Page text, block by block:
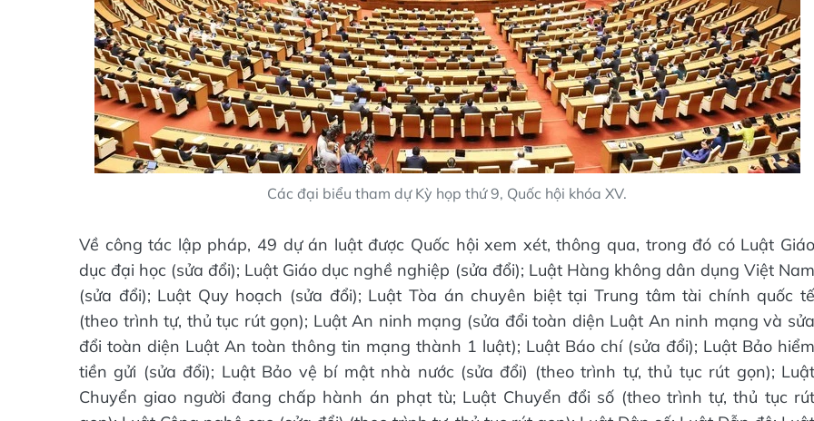
Các đại biểu tham dự Kỳ họp thứ 9, Quốc hội khóa XV.
Về công tác lập pháp, 49 dự án luật được Quốc hội xem xét, thông qua, trong đó có Luật Giáo
dục đại học (sửa đổi); Luật Giáo dục nghề nghiệp (sửa đổi); Luật Hàng không dân dụng Việt Nam
(sửa đổi); Luật Quy hoạch (sửa đổi); Luật Tòa án chuyên biệt tại Trung tâm tài chính quốc tế
(theo trình tự, thủ tục rút gọn); Luật An ninh mạng (sửa đổi toàn diện Luật An ninh mạng và sửa
đổi toàn diện Luật An toàn thông tin mạng thành 1 luật); Luật Báo chí (sửa đổi); Luật Bảo hiểm
tiền gửi (sửa đổi); Luật Bảo vệ bí mật nhà nước (sửa đổi) (theo trình tự, thủ tục rút gọn); Luật
Chuyển giao người đang chấp hành án phạt tù; Luật Chuyển đổi số (theo trình tự, thủ tục rút